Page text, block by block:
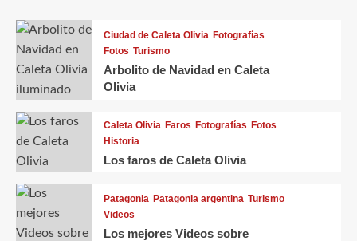
Ciudad de Caleta Olivia Fotografías
Fotos Turismo
Arbolito de Navidad en Caleta
Olivia
Caleta Olivia Faros Fotografías Fotos
Historia
Los faros de Caleta Olivia
Patagonia Patagonia argentina Turismo
Videos
Los mejores Videos sobre